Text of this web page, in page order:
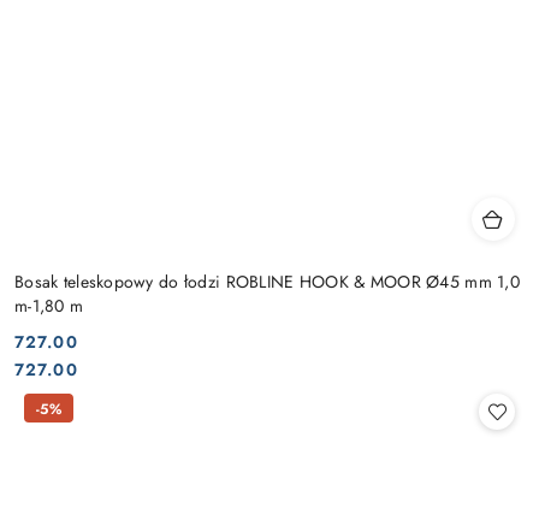
Bosak teleskopowy do łodzi ROBLINE HOOK & MOOR Ø45 mm 1,0
m-1,80 m
Cena:
727.00
Cena:
727.00
-5%